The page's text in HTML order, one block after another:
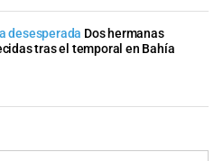
desesperada Dos hermanas
tras el temporal en Bahía